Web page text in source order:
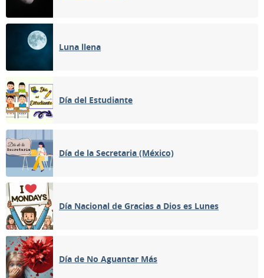
Luna llena
Día del Estudiante
Día de la Secretaria (México)
Día Nacional de Gracias a Dios es Lunes
Día de No Aguantar Más